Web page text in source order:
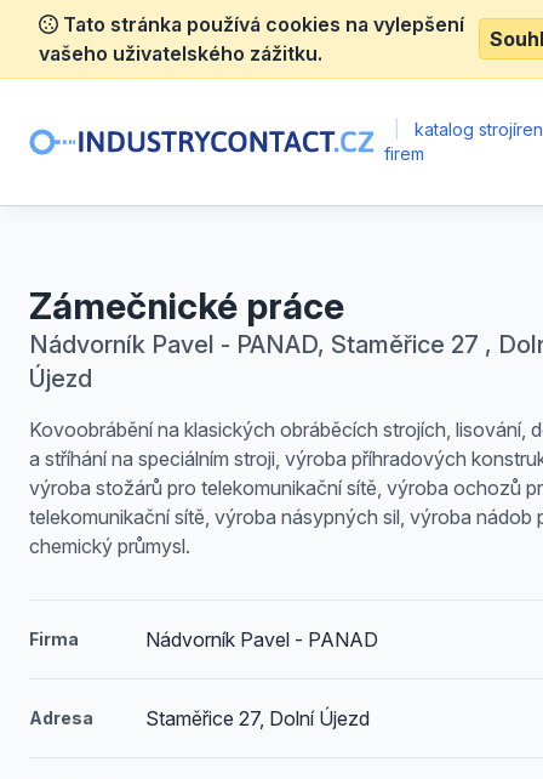
Tato stránka používá cookies na vylepšení
vašeho uživatelského zážitku.
katalog
firem
Zámečnické práce
Nádvorník Pavel - PANAD, Staměřice 27 ,
Újezd
Kovoobrábění na klasických obráběcích strojích, lisování,
a stříhání na speciálním stroji, výroba příhradových
výroba stožárů pro telekomunikační sítě, výroba ochozů
telekomunikační sítě, výroba násypných sil, výroba nádob
chemický průmysl.
Firma Nádvorník Pavel - PANAD
Adresa Staměřice 27, Dolní Újezd